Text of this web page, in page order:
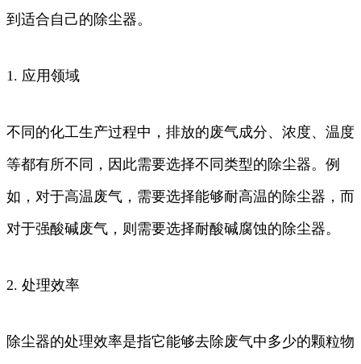
到适合自己的除尘器。
1. 应用领域
不同的化工生产过程中，排放的废气成分、浓度、温度
等都有所不同，因此需要选择不同类型的除尘器。例
如，对于高温废气，需要选择能够耐高温的除尘器，而
对于强酸碱废气，则需要选择耐酸碱腐蚀的除尘器。
2. 处理效率
除尘器的处理效率是指它能够去除废气中多少的颗粒物